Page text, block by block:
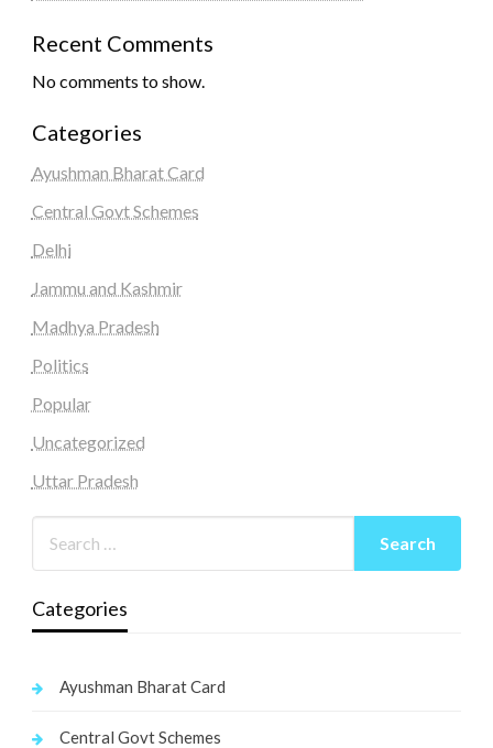
Recent Comments
No comments to show.
Categories
Ayushman Bharat Card
Central Govt Schemes
Delhi
Jammu and Kashmir
Madhya Pradesh
Politics
Popular
Uncategorized
Uttar Pradesh
Categories
Ayushman Bharat Card
Central Govt Schemes